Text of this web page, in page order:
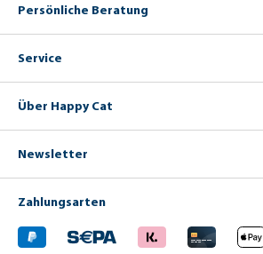
Persönliche Beratung
Service
Über Happy Cat
Newsletter
Zahlungsarten